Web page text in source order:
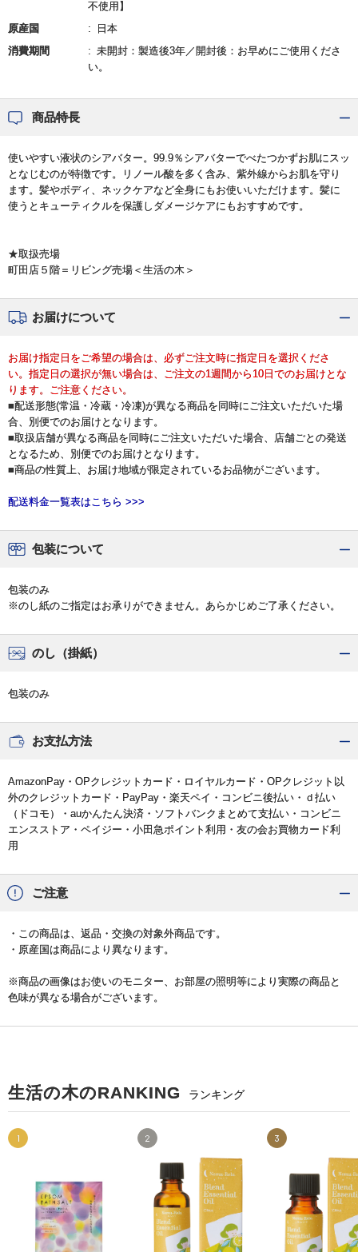
不使用】
原産国
日本
消費期間
未開封：製造後3年／開封後：お早めにご使用くださ
い。
商品特長
使いやすい液状のシアバター。99.9％シアバターでべたつかずお肌にスッ
となじむのが特徴です。リノール酸を多く含み、紫外線からお肌を守り
ます。髪やボディ、ネックケアなど全身にもお使いいただけます。髪に
使うとキューティクルを保護しダメージケアにもおすすめです。
★取扱売場
町田店５階＝リビング売場＜生活の木＞
お届けについて
お届け指定日をご希望の場合は、必ずご注文時に指定日を選択くださ
い。指定日の選択が無い場合は、ご注文の1週間から10日でのお届けとな
ります。ご注意ください。
■配送形態(常温・冷蔵・冷凍)が異なる商品を同時にご注文いただいた場
合、別便でのお届けとなります。
■取扱店舗が異なる商品を同時にご注文いただいた場合、店舗ごとの発送
となるため、別便でのお届けとなります。
■商品の性質上、お届け地域が限定されているお品物がございます。
配送料金一覧表はこちら >>>
包装について
包装のみ
※のし紙のご指定はお承りができません。あらかじめご了承ください。
のし（掛紙）
包装のみ
お支払方法
AmazonPay・OPクレジットカード・ロイヤルカード・OPクレジット以
外のクレジットカード・PayPay・楽天ペイ・コンビニ後払い・ｄ払い
（ドコモ）・auかんたん決済・ソフトバンクまとめて支払い・コンビニ
エンスストア・ペイジー・小田急ポイント利用・友の会お買物カード利
用
ご注意
・この商品は、返品・交換の対象外商品です。
・原産国は商品により異なります。
※商品の画像はお使いのモニター、お部屋の照明等により実際の商品と
色味が異なる場合がございます。
生活の木のRANKING ランキング
1 2 3